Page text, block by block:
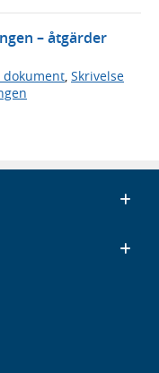
– åtgärder
dokument Skrivelse